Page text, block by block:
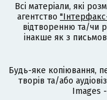
Всі матеріали, які
агентство
відтворенню та/чи
інакше як з
Будь-яке копіювання,
творів та/або
Images